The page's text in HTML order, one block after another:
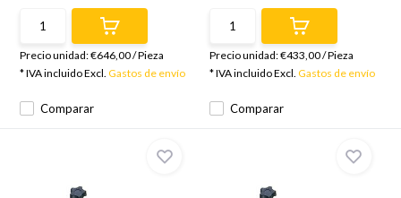
Comparar
Precio unidad:€646,00/Pieza
* IVA incluido Excl.Gastos de envío
Comparar
Precio unidad:€433,00/Pieza
* IVA incluido Excl. Gastos de envío